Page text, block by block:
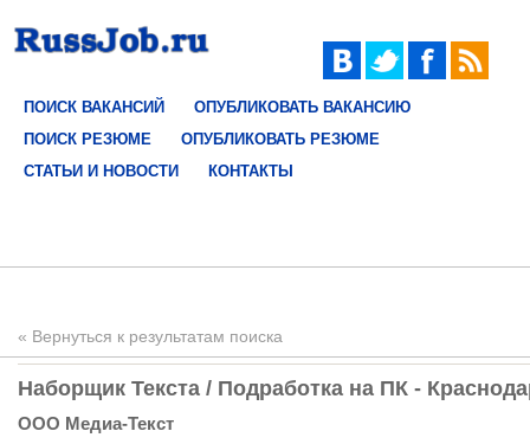
ПОИСК ВАКАНСИЙ
ОПУБЛИКОВАТЬ ВАКАНСИЮ
ПОИСК РЕЗЮМЕ
ОПУБЛИКОВАТЬ РЕЗЮМЕ
СТАТЬИ И НОВОСТИ
КОНТАКТЫ
« Вернуться к результатам поиска
Нaборщик Текстa / Подработка на ПК -
ООО Медиа-Текст